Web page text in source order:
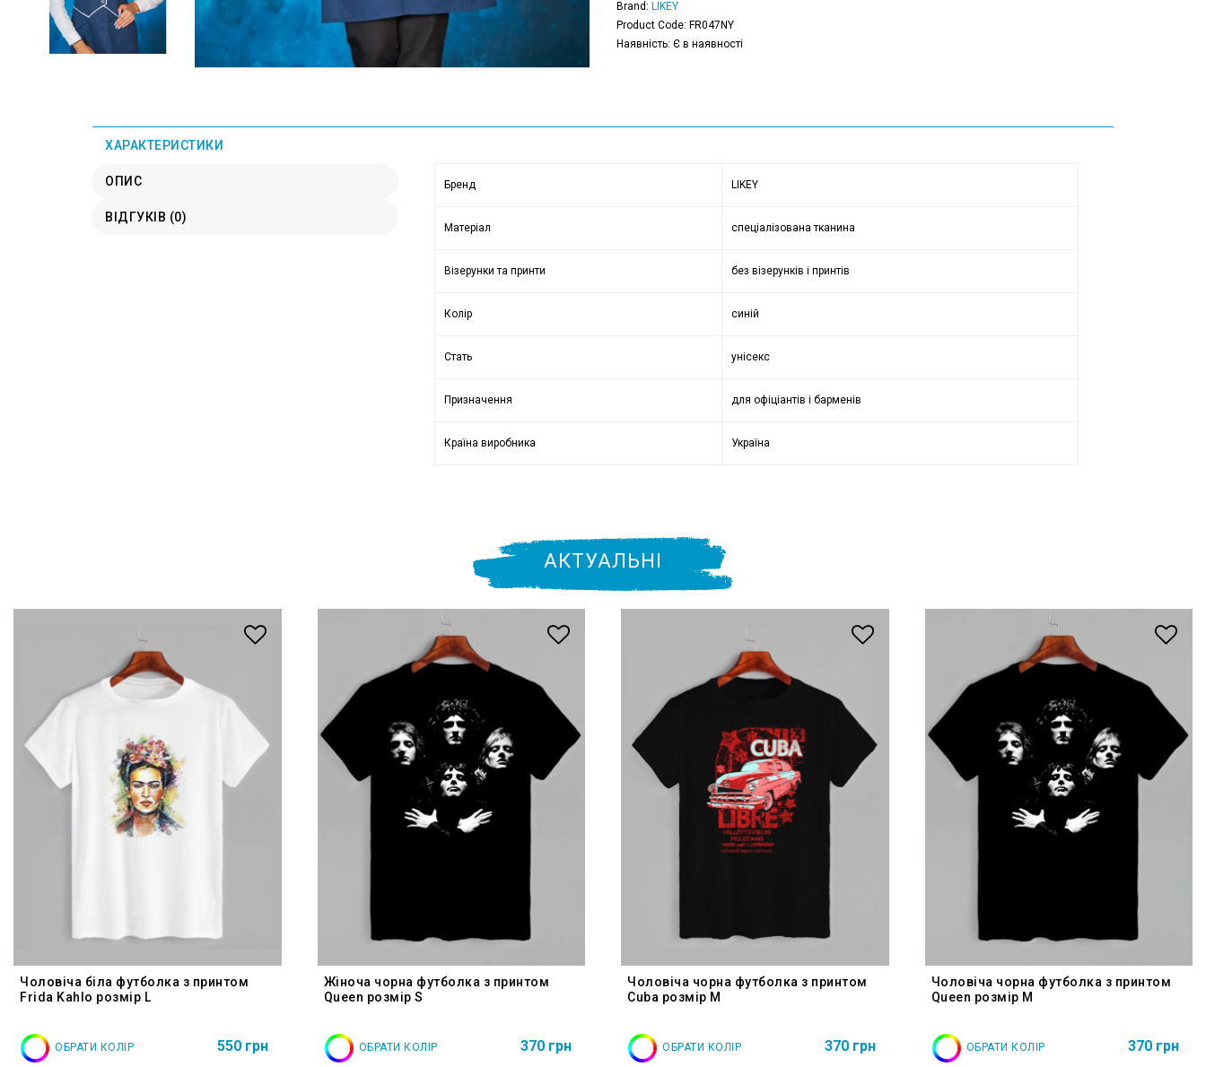
Brand: LIKEY
Product Code: FR047NY
Наявність: Є в наявності
ХАРАКТЕРИСТИКИ
ОПИС
ВІДГУКІВ (0)
Бренд LIKEY
Матеріал спеціалізована тканина
Візерунки та принти без візерунків і принтів
Колір синій
Стать унісекс
Призначення для офіціантів і барменів
Країна виробника Україна
АКТУАЛЬНІ
Чоловіча біла футболка з принтом
Frida Kahlo розмір L
ОБРАТИ КОЛІР 550 грн
Жіноча чорна футболка з принтом
Queen розмір S
ОБРАТИ КОЛІР 370 грн
Чоловіча чорна футболка з принтом
Cuba розмір M
ОБРАТИ КОЛІР 370 грн
Чоловіча чорна футболка з принтом
Queen розмір M
ОБРАТИ КОЛІР 370 грн